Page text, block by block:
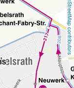
OpenStreetMap contributors